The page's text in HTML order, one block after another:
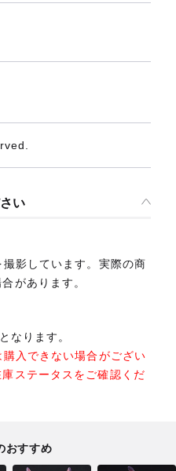
い
影しています。実際の商
があります。
なります。
入できない場合がござい
ステータスをご確認くだ
おすすめ